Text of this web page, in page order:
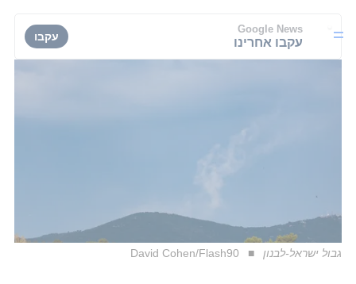
Google News
עקבו אחרינו עקבו
גבול ישראל-לבנון David Cohen/Flash90